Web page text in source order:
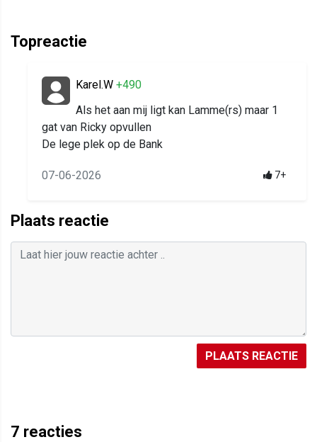
Topreactie
Karel.W +490
Als het aan mij ligt kan Lamme(rs) maar 1
gat van Ricky opvullen
De lege plek op de Bank
07-06-2026 7+
Plaats reactie
PLAATS REACTIE
7 reacties